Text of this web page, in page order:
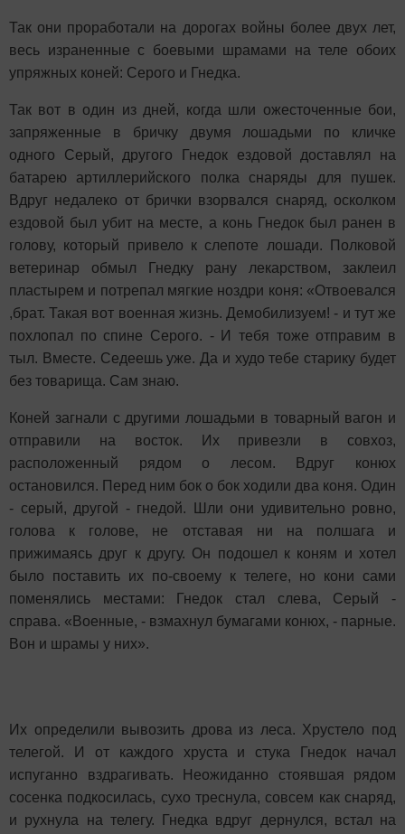
Так они проработали на дорогах войны более двух лет,
весь израненные с боевыми шрамами на теле обоих
упряжных коней: Серого и Гнедка.
Так вот в один из дней, когда шли ожесточенные бои,
запряженные в бричку двумя лошадьми по кличке
одного Серый, другого Гнедок ездовой доставлял на
батарею артиллерийского полка снаряды для пушек.
Вдруг недалеко от брички взорвался снаряд, осколком
ездовой был убит на месте, а конь Гнедок был ранен в
голову, который привело к слепоте лошади. Полковой
ветеринар обмыл Гнедку рану лекарством, заклеил
пластырем и потрепал мягкие ноздри коня: «Отвоевался
,брат. Такая вот военная жизнь. Демобилизуем! - и тут же
похлопал по спине Серого. - И тебя тоже отправим в
тыл. Вместе. Седеешь уже. Да и худо тебе старику будет
без товарища. Сам знаю.
Коней загнали с другими лошадьми в товарный вагон и
отправили на восток. Их привезли в совхоз,
расположенный рядом о лесом. Вдруг конюх
остановился. Перед ним бок о бок ходили два коня. Один
- серый, другой - гнедой. Шли они удивительно ровно,
голова к голове, не отставая ни на полшага и
прижимаясь друг к другу. Он подошел к коням и хотел
было поставить их по-своему к телеге, но кони сами
поменялись местами: Гнедок стал слева, Серый -
справа. «Военные, - взмахнул бумагами конюх, - парные.
Вон и шрамы у них».
Их определили вывозить дрова из леса. Хрустело под
телегой. И от каждого хруста и стука Гнедок начал
испуганно вздрагивать. Неожиданно стоявшая рядом
сосенка подкосилась, сухо треснула, совсем как снаряд,
и рухнула на телегу. Гнедка вдруг дернулся, встал на